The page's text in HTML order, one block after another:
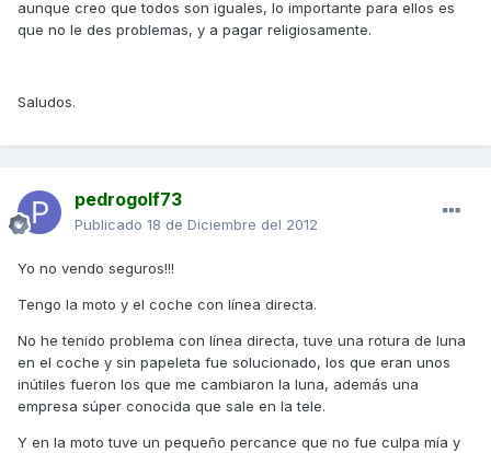
aunque creo que todos son iguales, lo importante para ellos es
que no le des problemas, y a pagar religiosamente.
Saludos.
pedrogolf73
Publicado 18 de Diciembre del 2012
Yo no vendo seguros!!!
Tengo la moto y el coche con línea directa.
No he tenido problema con línea directa, tuve una rotura de luna
en el coche y sin papeleta fue solucionado, los que eran unos
inútiles fueron los que me cambiaron la luna, además una
empresa súper conocida que sale en la tele.
Y en la moto tuve un pequeño percance que no fue culpa mía y